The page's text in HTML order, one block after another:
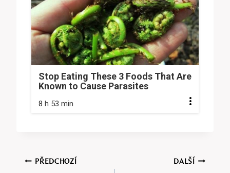
Stop Eating These 3 Foods That Are
Known to Cause Parasites
8 h 53 min
Navigace
PŘEDCHOZÍ DALŠÍ